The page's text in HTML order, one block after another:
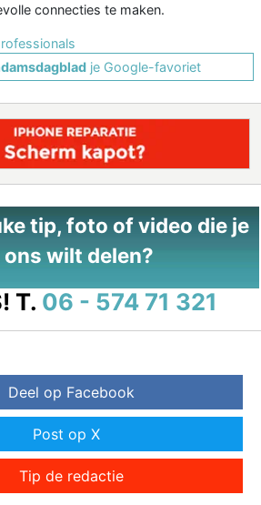
connecties te maken.
je Google-favoriet
tip, foto of video die je
ons wilt delen?
T. 06 - 574 71 321
Deel op Facebook
Post op X
Tip de redactie